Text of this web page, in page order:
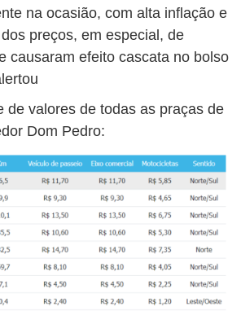
na ocasião, com alta inflação e
preços, em especial, de
causaram efeito cascata no bolso
de valores de todas as praças de
Dom Pedro: